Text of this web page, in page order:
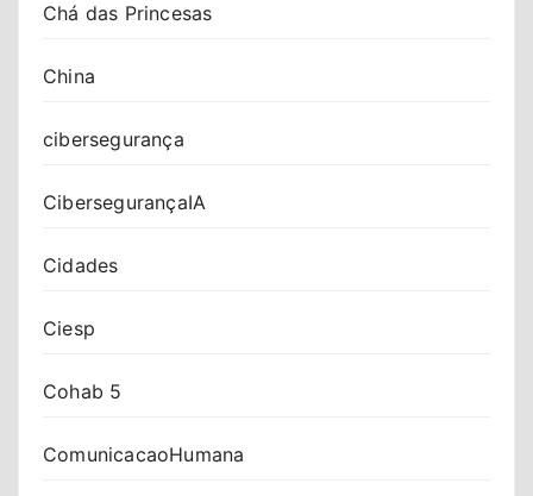
Chá das Princesas
China
cibersegurança
CibersegurançaIA
Cidades
Ciesp
Cohab 5
ComunicacaoHumana